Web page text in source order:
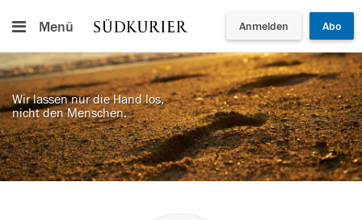
Menü Anmelden Abo
Wir lassen nur die Hand los,
nicht den Menschen.